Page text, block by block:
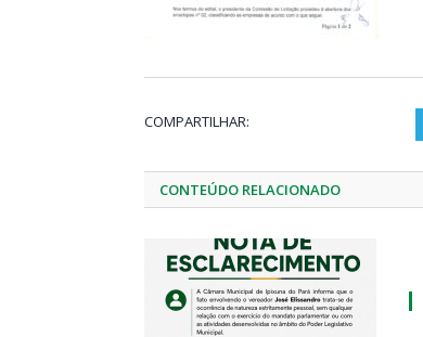
COMPARTILHAR:
CONTEÚDO RELACIONADO